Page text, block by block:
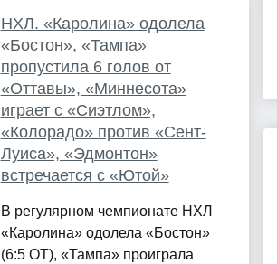
НХЛ. «Каролина» одолела
«Бостон», «Тампа»
пропустила 6 голов от
«Оттавы», «Миннесота»
играет с «Сиэтлом»,
«Колорадо» против «Сент-
Луиса», «Эдмонтон»
встречается с «Ютой»
В регулярном чемпионате НХЛ
«Каролина» одолела «Бостон»
(6:5 ОТ), «Тампа» проиграла